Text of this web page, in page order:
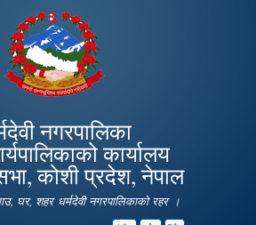
main
content
नगरपालिका
कार्यालय
कोशी प्रदेश, नेपाल
घर, शहर धर्मदेवी नगरपालिकाको रहर ।